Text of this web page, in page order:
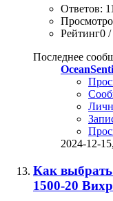
Ответов: 11
Рейтинг0 /
Последнее
2024-12-15,
Как
1500-20